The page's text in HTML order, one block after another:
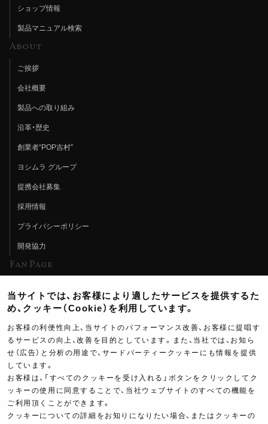
ショップ情報
製品マニュアル検索
About
ご挨拶
会社概要
製品への取り組み
沿革・歴史
創業者“POP吉村”
ヨシムラ グループ
提携会社募集
採用情報
プライバシーポリシー
開発協力
Fan Page
ヨシムラTV
イベント情報
イベントスケジュール
ツーリングブレイクタイム
製品ポスター
当サイトでは、お客様により適したサービスを提供するた
め、クッキー（Cookie）を利用しています。
お客様の利便性向上、当サイトのパフォーマンス改善、お客様に提唱す
るサービスの向上、改善を目的としています。また、当社では、お知ら
せ（広告）と分析の用途で、サードパーティークッキーにも情報を提供
しています。
お客様は、「すべてのクッキーを受け入れる」ボタンをクリックしてク
ッキーの使用に同意することで、当社ウェブサイトのすべての機能を
ご利用頂くことができます。
クッキーについての詳細をお知りになりたい場合、またはクッキーの